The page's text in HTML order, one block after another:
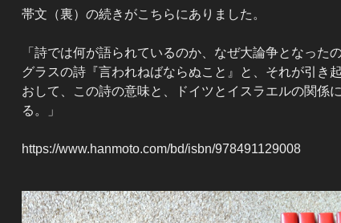
帯文（裏）の続きがこちらにありました。
「詩では何が語られているのか、なぜ大論争となった
グラスの詩『言われねばならぬこと』と、それが引き
おして、この詩の意味と、ドイツとイスラエルの関係
る。」
https://www.hanmoto.com/bd/isbn/978491129008